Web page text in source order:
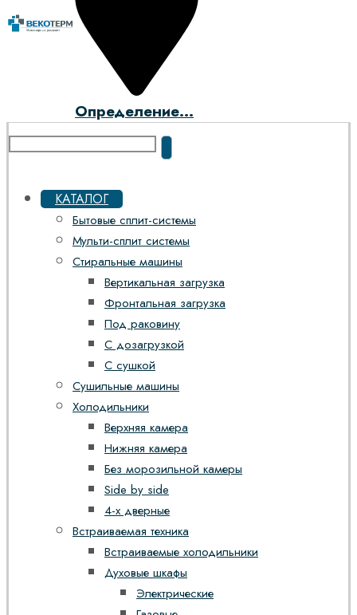
Определение...
КАТАЛОГ
Бытовые сплит-системы
Мульти-сплит системы
Стиральные машины
Вертикальная загрузка
Фронтальная загрузка
Под раковину
С дозагрузкой
С сушкой
Сушильные машины
Холодильники
Верхняя камера
Нижняя камера
Без морозильной камеры
Side by side
4-х дверные
Встраиваемая техника
Встраиваемые холодильники
Духовые шкафы
Электрические